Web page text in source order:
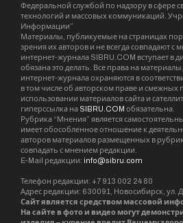
Федеральной службой по надзору в сфере
технологий и массовых коммуникаций.
Информации”
Материалы, публикуемые на страницах
зрения их авторов и не всегда совпадают с
интернет-журнала SIBRU.COM вступает в
обязана это делать. Все права на
интернет-журнала охраняются в
в том числе об авторском праве и
использовании материалов сайта и
гиперссылка на SIBRU.COM обязательна.
Рубрика “Мнения” является
имеет обособленное отношение к
авторов материалов размещенных в
совпадать с мнением редакции.
E-Mail редакции: info@sibru.com
Телефон редакции: +7 913 002 24 80
Адрес редакции: 630091, Новосибирск, ул.
Сайт является средством массовой
На сайте в фото и видео могут